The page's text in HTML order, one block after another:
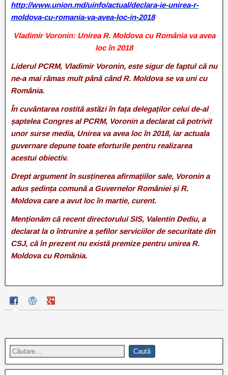
http://www.union.md/uinfo/actual/declara-ie-unirea-r-
moldova-cu-romania-va-avea-loc-in-2018
Vladimir Voronin: Unirea R. Moldova cu România va avea
loc în 2018
Liderul PCRM, Vladimir Voronin, este sigur de faptul că nu
ne-a mai rămas mult până când R. Moldova se va uni cu
România.
În cuvântarea rostită astăzi în fața delegaților celui de-al
șaptelea Congres al PCRM, Voronin a declarat că potrivit
unor surse media, Unirea va avea loc în 2018, iar actuala
guvernare depune toate eforturile pentru realizarea
acestui obiectiv.
Drept argument în susținerea afirmațiilor sale, Voronin a
adus ședința comună a Guvernelor României și R.
Moldova care a avut loc în martie, curent.
Menționăm că recent directorului SIS, Valentin Dediu, a
declarat la o întrunire a șefilor serviciilor de securitate din
CSJ, că în prezent nu există premize pentru unirea R.
Moldova cu România.